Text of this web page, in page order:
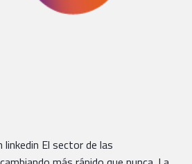
El sector de las